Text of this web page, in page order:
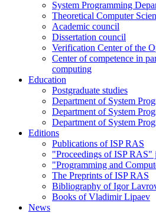
System Programming
Theoretical Computer
Academic council
Dissertation council
Verification Center of the
Center of competence in
computing
Education
Postgraduate studies
Department of System
Department of System
Department of System
Editions
Publications of ISP RAS
"Proceedings of ISP RAS"
"Programming and
The Preprints of ISP RAS
Bibliography of Igor
Books of Vladimir Lipaev
News